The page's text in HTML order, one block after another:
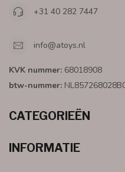
+31 40 282 7447
info@atoys.nl
KVK nummer: 68018908
btw-nummer:
CATEGORIEËN
INFORMATIE